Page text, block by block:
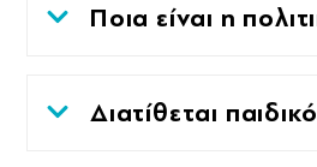
Ποια είναι η
Διατίθεται